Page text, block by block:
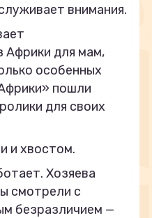
внимания.
Африки для мам,
особенных
пошли
для своих
и хвостом.
Хозяева
смотрели с
безразличием —